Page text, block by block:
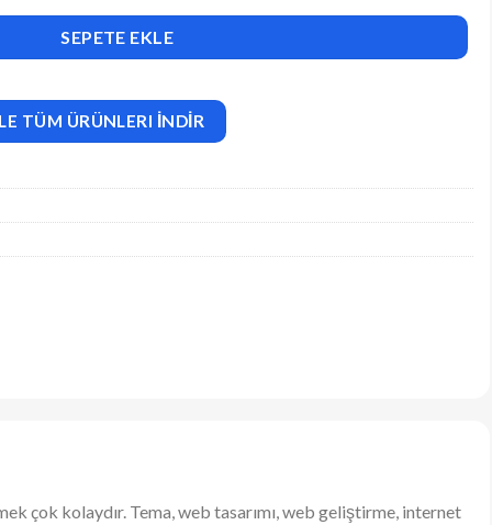
SEPETE EKLE
TÜM ÜRÜNLERI İNDİR
çok kolaydır. Tema, web tasarımı, web geliştirme, internet